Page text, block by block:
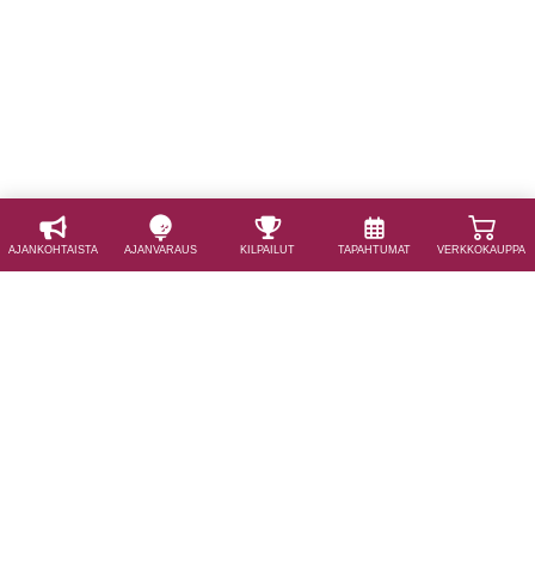
AJAN­KOHTAISTA AJAN­VARAUS KILPAILUT TAPAHTUMAT VERKKOKAUPPA